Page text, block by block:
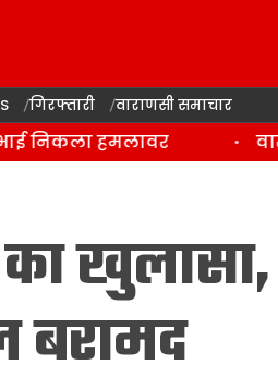
गिरफ्तारी वाराणसी समाचार
निकला हमलावर
का खुलासा,
बरामद